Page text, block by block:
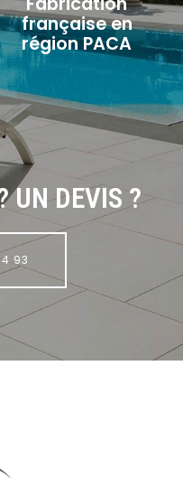
française en
région PACA
UN DEVIS ?
93